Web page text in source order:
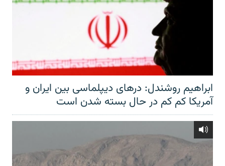
ابراهیم روشندل: درهای دیپلماسی بین ایران و
آمریکا کم کم در حال بسته شدن است